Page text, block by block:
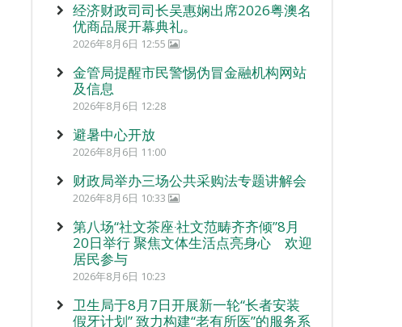
经济财政司司长吴惠娴出席2026粤澳名
优商品展开幕典礼。
2026年8月6日 12:55
金管局提醒市民警惕伪冒金融机构网站
及信息
2026年8月6日 12:28
避暑中心开放
2026年8月6日 11:00
财政局举办三场公共采购法专题讲解会
2026年8月6日 10:33
第八场“社文茶座‧社文范畴齐齐倾”8月
20日举行 聚焦文体生活点亮身心 欢迎
居民参与
2026年8月6日 10:23
卫生局于8月7日开展新一轮“长者安装
假牙计划” 致力构建“老有所医”的服务系